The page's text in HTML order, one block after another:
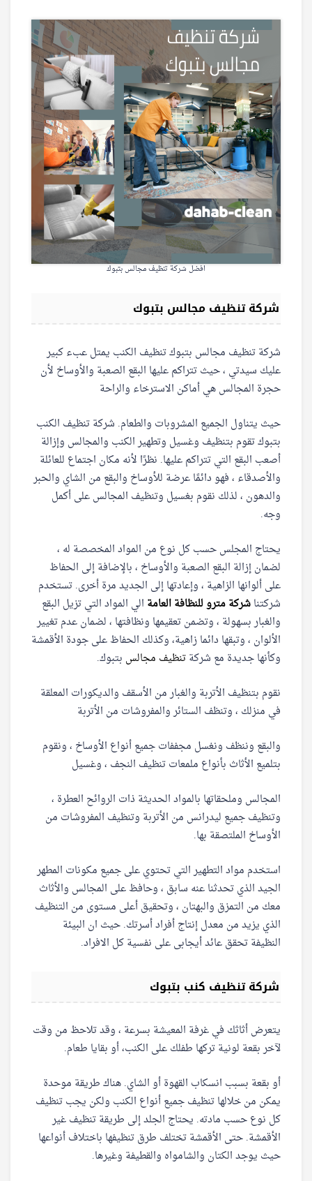
افضل شركة تنظيف مجالس بتبوك
شركة تنظيف مجالس بتبوك
شركة تنظيف مجالس بتبوك تنظيف الكنب يمتل عبء كبير
عليك سيدتي ، حيث تتراكم عليها البقع الصعبة والأوساخ لأن
حجرة المجالس هي أماكن الاسترخاء والراحة
حيث يتناول الجميع المشروبات والطعام. شركة تنظيف الكنب
بتبوك تقوم بتنظيف وغسيل وتطهير الكنب والمجالس وإزالة
أصعب البقع التي تتراكم عليها. نظرًا لأنه مكان اجتماع للعائلة
والأصدقاء ، فهو دائمًا عرضة للأوساخ والبقع من الشاي والحبر
والدهون ، لذلك نقوم بغسيل وتنظيف المجالس على أكمل
وجه.
يحتاج المجلس حسب كل نوع من المواد المخصصة له ،
لضمان إزالة البقع الصعبة والأوساخ ، بالإضافة إلى الحفاظ
على ألوانها الزاهية ، وإعادتها إلى الجديد مرة أخرى. تستخدم
شركتناشركة مترو للنظافة العامة الي المواد التي تزيل البقع
والغبار بسهولة ، وتضمن تعقيمها ونظافتها ، لضمان عدم تغيير
الألوان ، وتبقها دائما زاهية، وكذلك الحفاظ على جودة الأقمشة
وكأنها جديدة مع شركةتنظيف مجالس بتبوك.
نقوم بتنظيف الأتربة والغبار من الأسقف والديكورات المعلقة
في منزلك ، وتنظف الستائر والمفروشات من الأتربة
والبقع وننظف ونغسل مجففات جميع أنواع الأوساخ ، ونقوم
بتلميع الأثاث بأنواع ملمعات تنظيف النجف ، وغسيل
المجالس وملحقاتها بالمواد الحديثة ذات الروائح العطرة ،
وتنظيف جميع ليدرانس من الأتربة وتنظيف المفروشات من
الأوساخ الملتصقة بها.
استخدم مواد التطهير التي تحتوي على جميع مكونات المطهر
الجيد الذي تحدثنا عنه سابق ، وحافظ على المجالس والأثاث
معك من التمزق والبهتان ، وتحقيق أعلى مستوى من التنظيف
الذي يزيد من معدل إنتاج أفراد أسرتك. حيث ان البيئة
النظيفة تحقق عائد أيجابى على نفسية كل الافراد.
شركة تنظيف كنب بتبوك
يتعرض أثاثك في غرفة المعيشة بسرعة ، وقد تلاحظ من وقت
لآخر بقعة لونية تركها طفلك على الكنب، أو بقايا طعام.
أو بقعة بسبب انسكاب القهوة أو الشاي. هناك طريقة موحدة
يمكن من خلالها تنظيف جميع أنواع الكنب ولكن يجب تنظيف
كل نوع حسب مادته. يحتاج الجلد إلى طريقة تنظيف غير
الأقمشة. حتى الأقمشة تختلف طرق تنظيفها باختلاف أنواعها
حيث يوجد الكتان والشامواه والقطيفة وغيرها.